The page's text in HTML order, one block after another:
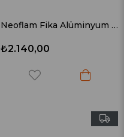
Neoflam Fika Alüminyum Döküm Wok Tava 26 cm
₺2.140,00